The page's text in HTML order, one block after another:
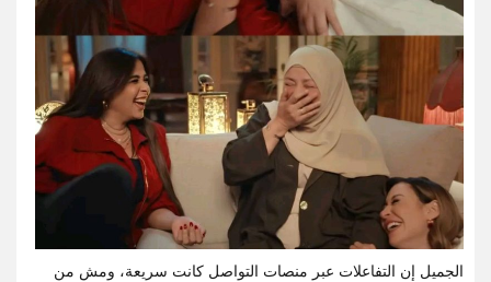
الجميل إن التفاعلات عبر منصات التواصل كانت سريعة، ومش من